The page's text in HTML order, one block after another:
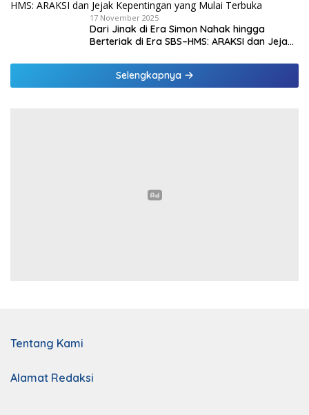
17 November 2025
Dari Jinak di Era Simon Nahak hingga
Berteriak di Era SBS–HMS: ARAKSI dan Jejak
Selengkapnya
Tentang Kami
Alamat Redaksi